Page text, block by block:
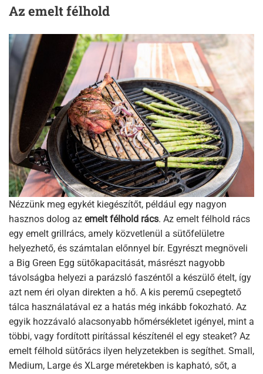
Az emelt félhold
Nézzünk meg egykét kiegészítőt, például egy nagyon
hasznos dolog az emelt félhold rács. Az emelt félhold rács
egy emelt grillrács, amely közvetlenül a sütőfelületre
helyezhető, és számtalan előnnyel bír. Egyrészt megnöveli
a Big Green Egg sütőkapacitását, másrészt nagyobb
távolságba helyezi a parázsló faszéntől a készülő ételt, így
azt nem éri olyan direkten a hő. A kis peremű csepegtető
tálca használatával ez a hatás még inkább fokozható. Az
egyik hozzávaló alacsonyabb hőmérsékletet igényel, mint a
többi, vagy fordított pirítással készítenél el egy steaket? Az
emelt félhold sütőrács ilyen helyzetekben is segíthet. Small,
Medium, Large és XLarge méretekben is kapható, sőt, a